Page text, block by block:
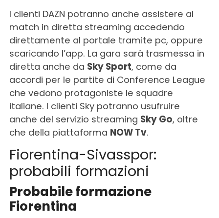
I clienti DAZN potranno anche assistere al
match in diretta streaming accedendo
direttamente al portale tramite pc, oppure
scaricando l’app. La gara sarà trasmessa in
diretta anche da Sky Sport, come da
accordi per le partite di Conference League
che vedono protagoniste le squadre
italiane. I clienti Sky potranno usufruire
anche del servizio streaming Sky Go, oltre
che della piattaforma NOW Tv.
Fiorentina-Sivasspor:
probabili formazioni
Probabile formazione
Fiorentina